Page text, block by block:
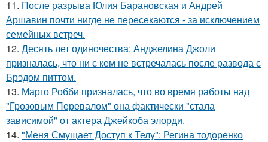
11. После разрыва Юлия Барановская и Андрей
Аршавин почти нигде не пересекаются - за исключением
семейных встреч.
12. Десять лет одиночества: Анджелина Джоли
призналась, что ни с кем не встречалась после развода с
Брэдом питтом.
13. Марго Робби призналась, что во время работы над
"Грозовым Перевалом" она фактически "стала
зависимой" от актера Джейкоба элорди.
14. "Меня Смущает Доступ к Телу": Регина тодоренко